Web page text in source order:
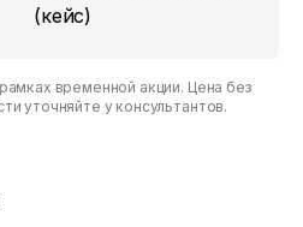
(кейс)
временной акции. Цена без
уточняйте у консультантов.